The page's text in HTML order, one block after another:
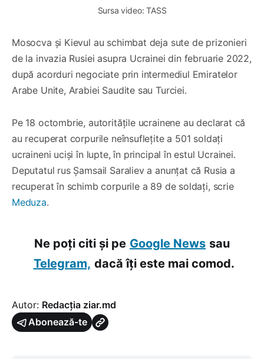
Sursa video: TASS
Mosocva și Kievul au schimbat deja sute de prizonieri
de la invazia Rusiei asupra Ucrainei din februarie 2022,
după acorduri negociate prin intermediul Emiratelor
Arabe Unite, Arabiei Saudite sau Turciei.
Pe 18 octombrie, autoritățile ucrainene au declarat că
au recuperat corpurile neînsuflețite a 501 soldați
ucraineni uciși în lupte, în principal în estul Ucrainei.
Deputatul rus Şamsail Saraliev a anunțat că Rusia a
recuperat în schimb corpurile a 89 de soldați, scrie
Meduza.
Ne poți citi și pe Google News sau
Telegram, dacă îți este mai comod.
Autor: Redacția ziar.md
Abonează-te